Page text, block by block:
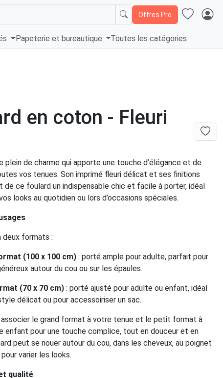
Offres Pro
Papeterie et bureautique Toutes les catégories
en coton - Fleuri
plein de charme qui apporte une touche d’élégance et de
vos tenues. Son imprimé fleuri délicat et ses finitions
de ce foulard un indispensable chic et facile à porter, idéal
looks au quotidien ou lors d’occasions spéciales.
deux formats :
(100 x 100 cm) : porté ample pour adulte, parfait pour
autour du cou ou sur les épaules.
(70 x 70 cm) : porté ajusté pour adulte ou enfant, idéal
délicat ou pour accessoiriser un sac.
associer le grand format à votre tenue et le petit format à
enfant pour une touche complice, tout en douceur et en
peut se nouer autour du cou, dans les cheveux, au poignet
varier les looks.
qualité